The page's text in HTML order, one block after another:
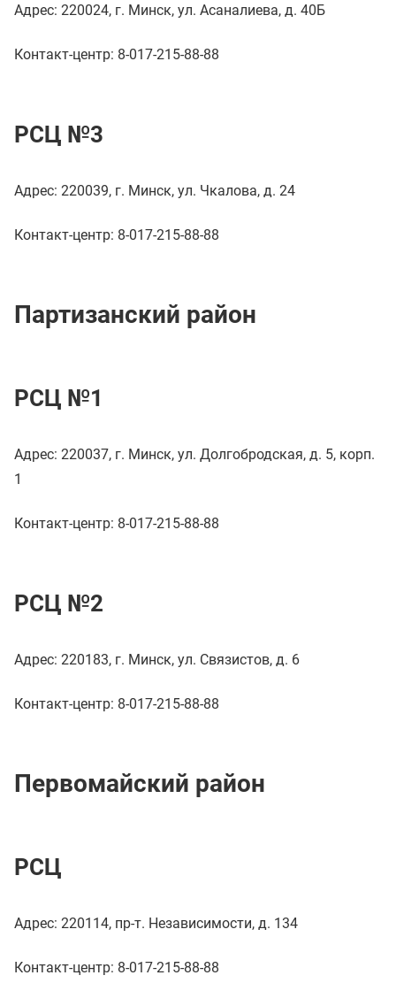
Адрес: 220024, г. Минск, ул. Асаналиева, д. 40Б
Контакт-центр: 8-017-215-88-88
РСЦ №3
Адрес: 220039, г. Минск, ул. Чкалова, д. 24
Контакт-центр: 8-017-215-88-88
Партизанский район
РСЦ №1
Адрес: 220037, г. Минск, ул. Долгобродская, д. 5, корп.
1
Контакт-центр: 8-017-215-88-88
РСЦ №2
Адрес: 220183, г. Минск, ул. Связистов, д. 6
Контакт-центр: 8-017-215-88-88
Первомайский район
РСЦ
Адрес: 220114, пр-т. Независимости, д. 134
Контакт-центр: 8-017-215-88-88